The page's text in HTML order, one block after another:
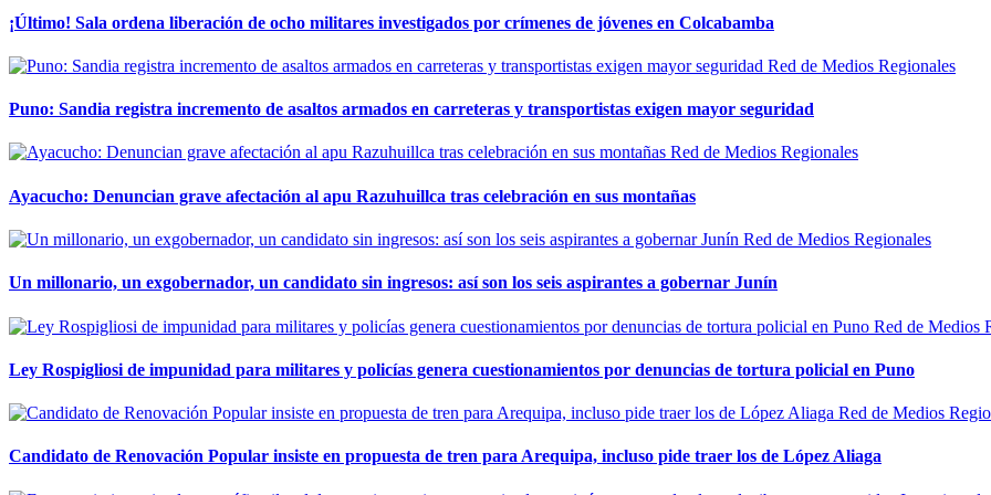
¡Último! Sala ordena liberación de ocho militares investigados por crímenes de jóvenes en Colcabamba
Red de Medios Regionales
Puno: Sandia registra incremento de asaltos armados en carreteras y transportistas exigen mayor seguridad
Red de Medios Regionales
Ayacucho: Denuncian grave afectación al apu Razuhuillca tras celebración en sus montañas
Red de Medios Regionales
Un millonario, un exgobernador, un candidato sin ingresos: así son los seis aspirantes a gobernar Junín
Red de Medios
Ley Rospigliosi de impunidad para militares y policías genera cuestionamientos por denuncias de tortura policial en Puno
Red de Medios
Candidato de Renovación Popular insiste en propuesta de tren para Arequipa, incluso pide traer los de López Aliaga